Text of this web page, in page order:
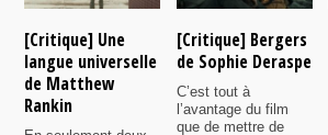
[Critique] Une
langue universelle
de Matthew
Rankin
[Critique] Bergers
de Sophie Deraspe
C’est tout à
l’avantage du film
que de mettre de